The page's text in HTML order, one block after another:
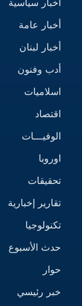
أخبار عامة
أخبار لبنان
أدب وفنون
اسلاميات
اقتصاد
الوفيـــات
اوروبا
تحقيقات
تقارير إخبارية
تكنولوجيا
حدث الأسبوع
حوار
خبر رئيسي